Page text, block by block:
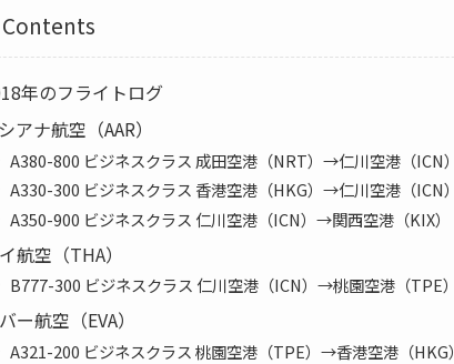
Contents
年のフライトログ
アナ航空（AAR）
A380-800 ビジネスクラス 成田空港（NRT）→仁川空港（ICN）
A330-300 ビジネスクラス 香港空港（HKG）→仁川空港（ICN）
A350-900 ビジネスクラス 仁川空港（ICN）→関西空港（KIX）
航空（THA）
B777-300 ビジネスクラス 仁川空港（ICN）→桃園空港（TPE）
ー航空（EVA）
A321-200 ビジネスクラス 桃園空港（TPE）→香港空港（HKG）